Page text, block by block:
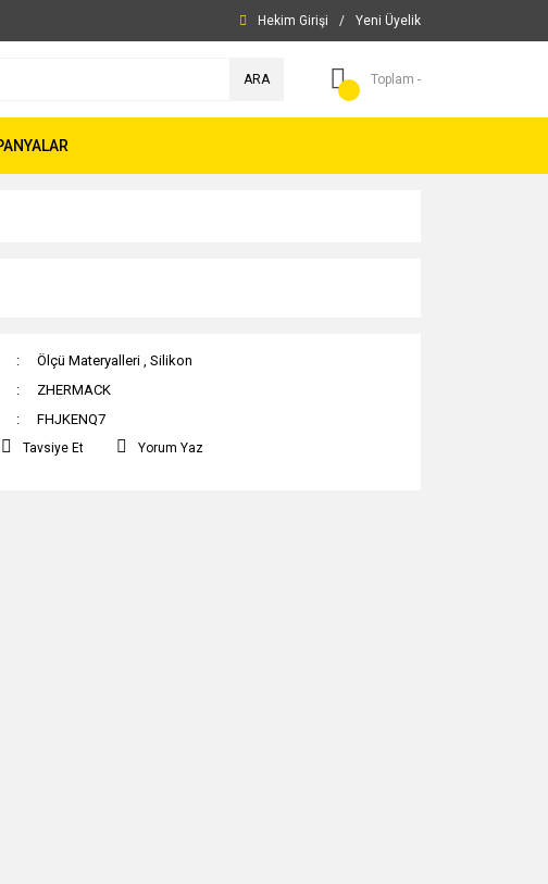
Hekim Girişi / Yeni Üyelik
ARA Toplam -
Ölçü Materyalleri , Silikon
ZHERMACK
FHJKENQ7
Tavsiye Et Yorum Yaz